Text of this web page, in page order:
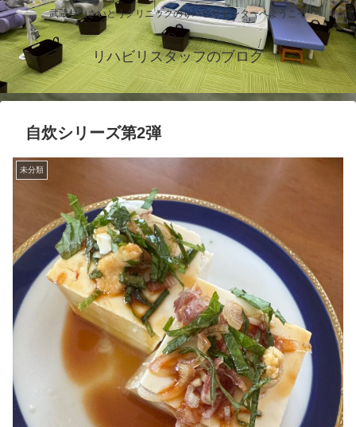
武蔵村山さいとうクリニックのリハビリセンターへようこそ
リハビリスタッフのブログ
自炊シリーズ第2弾
未分類